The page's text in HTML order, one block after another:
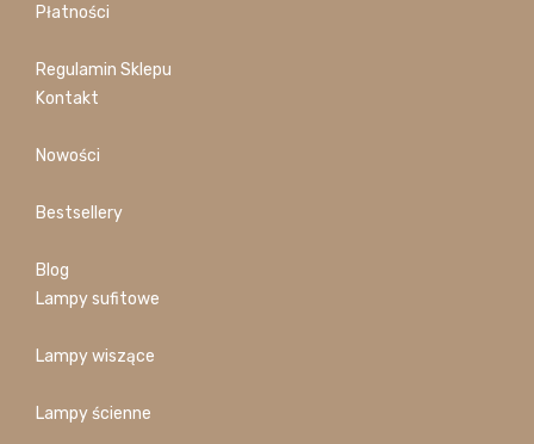
Płatności
Regulamin Sklepu
Kontakt
Nowości
Bestsellery
Blog
Lampy sufitowe
Lampy wiszące
Lampy ścienne